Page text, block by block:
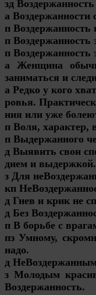
зд
а Воздержанности
п Воздержанность
п Воздержанность
п Воздержанность
а Женщина
заниматься и
а Редко у кого
ровья.
ния или уже
п Воля, характер,
п Выдержанного
д Выявить свои
дием и выдержкой.
з Для
кп
д Гнев и крик не
д Без
п В борьбе с
пз Умному,
надо.
д
з Молодым
Воздержанность.